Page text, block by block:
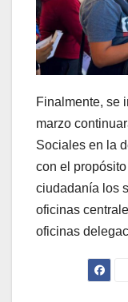
Finalmente, se
marzo
Sociales en la
con el
ciudadanía los
oficinas
oficinas